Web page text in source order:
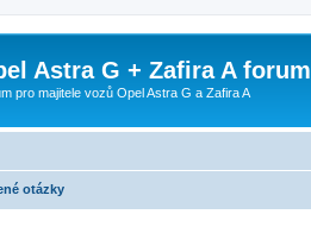
Astra G + Zafira A forum
pro majitele vozů Opel Astra G a Zafira A
otázky